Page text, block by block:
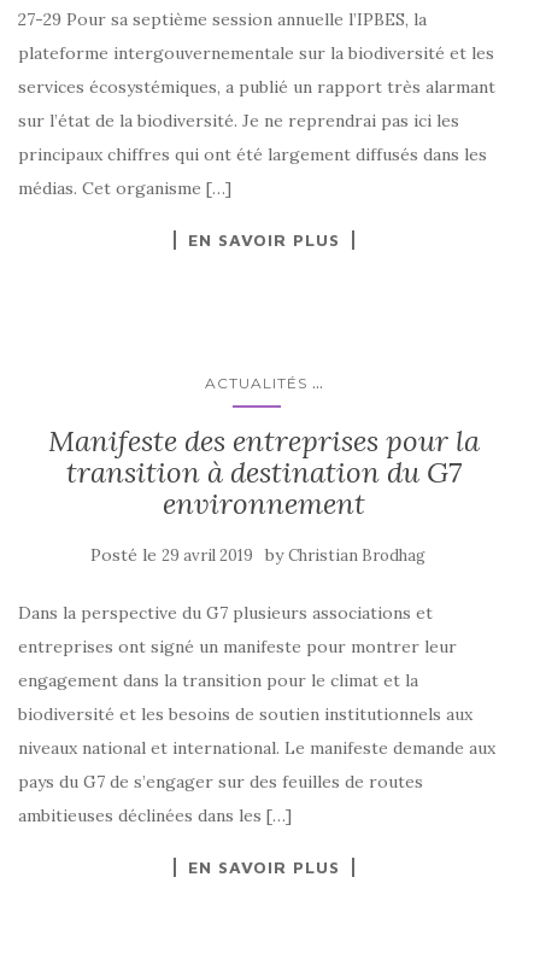
27-29 Pour sa septième session annuelle l’IPBES, la
plateforme intergouvernementale sur la biodiversité et les
services écosystémiques, a publié un rapport très alarmant
sur l’état de la biodiversité. Je ne reprendrai pas ici les
principaux chiffres qui ont été largement diffusés dans les
médias. Cet organisme […]
EN SAVOIR PLUS
ACTUALITÉS ...
Manifeste des entreprises pour la
transition à destination du G7
environnement
Posté le 29 avril 2019 byChristian Brodhag
Dans la perspective du G7 plusieurs associations et
entreprises ont signé un manifeste pour montrer leur
engagement dans la transition pour le climat et la
biodiversité et les besoins de soutien institutionnels aux
niveaux national et international. Le manifeste demande aux
pays du G7 de s’engager sur des feuilles de routes
ambitieuses déclinées dans les […]
EN SAVOIR PLUS